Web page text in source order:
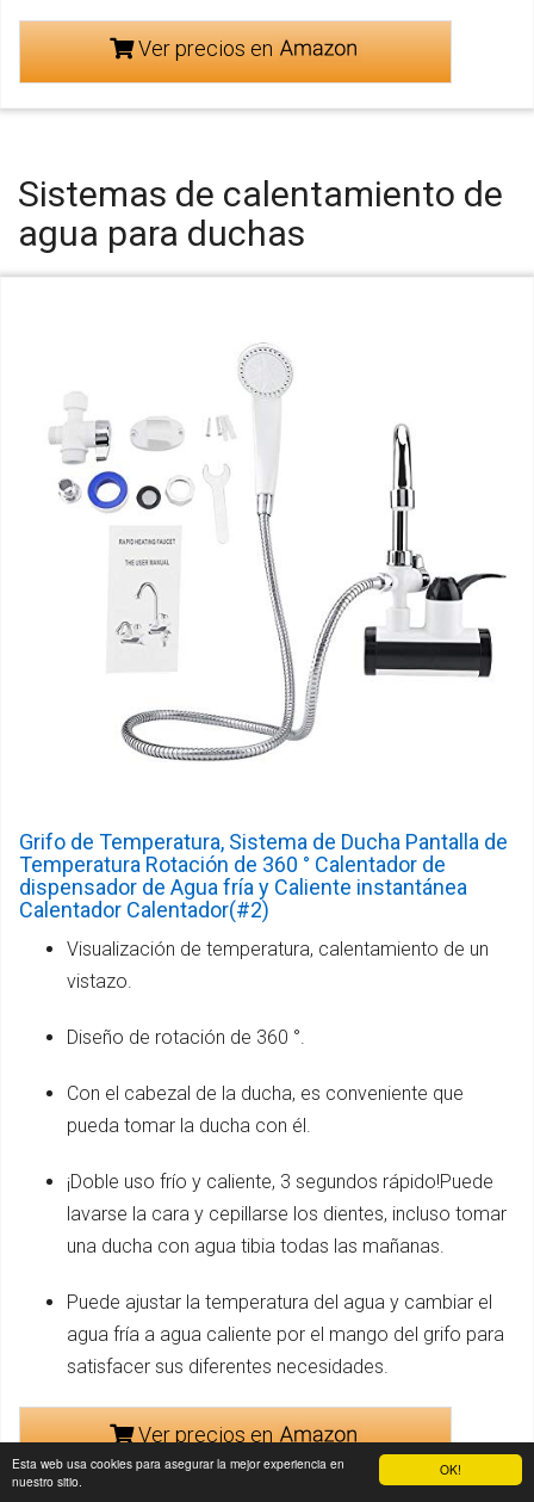
OK!
Esta web usa cookies para asegurar la mejor experiencia en
nuestro sitio.
Ver precios en
Sistemas de calentamiento de
agua para duchas
Grifo de Temperatura, Sistema de Ducha Pantalla de
Temperatura Rotación de 360 ° Calentador de
dispensador de Agua fría y Caliente instantánea
Calentador Calentador(#2)
Visualización de temperatura, calentamiento de un
vistazo.
Diseño de rotación de 360 ​​°.
Con el cabezal de la ducha, es conveniente que
pueda tomar la ducha con él.
¡Doble uso frío y caliente, 3 segundos rápido!Puede
lavarse la cara y cepillarse los dientes, incluso tomar
una ducha con agua tibia todas las mañanas.
Puede ajustar la temperatura del agua y cambiar el
agua fría a agua caliente por el mango del grifo para
satisfacer sus diferentes necesidades.
Ver precios en